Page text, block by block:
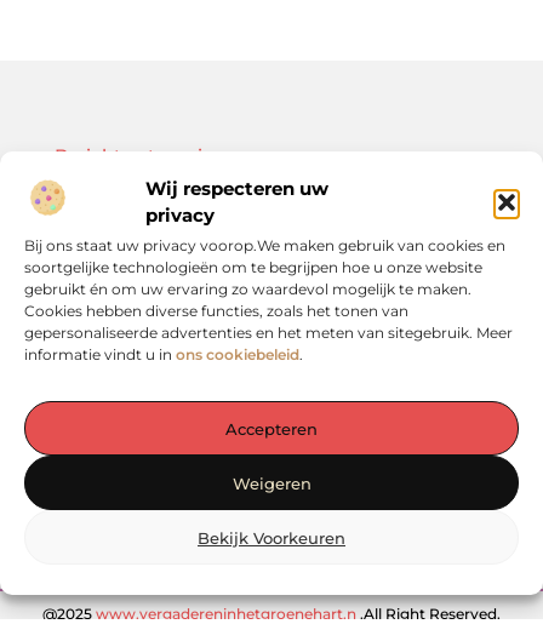
Wij respecteren uw
privacy
Bij ons staat uw privacy voorop.We maken gebruik van cookies en
soortgelijke technologieën om te begrijpen hoe u onze website
gebruikt én om uw ervaring zo waardevol mogelijk te maken.
Cookies hebben diverse functies, zoals het tonen van
gepersonaliseerde advertenties en het meten van sitegebruik. Meer
informatie vindt u in ons cookiebeleid.
Accepteren
Weigeren
Bekijk Voorkeuren
— Laat je verrassen door waardevolle inzichten, praktische tips en
inspirerende verhalen. Alles op één rustige en overzichtelijke plek.
Ontdek het zelf op vergadereninhetgroenehart.nl!
@2025 www.vergadereninhetgroenehart.n .All Right Reserved.
Onze informatie
Bericht categorie